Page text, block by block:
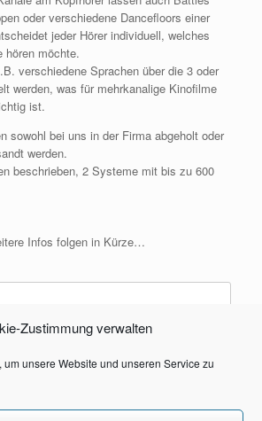
Zustimmung verwalten
unsere Website und unseren Service zu
oder verschiedene Dancefloors einer
jeder Hörer individuell, welches
hören möchte.
verschiedene Sprachen über die 3 oder
werden, was für mehrkanalige Kinofilme
ist.
sowohl bei uns in der Firma abgeholt oder
werden.
beschrieben, 2 Systeme mit bis zu 600
Infos folgen in Kürze…